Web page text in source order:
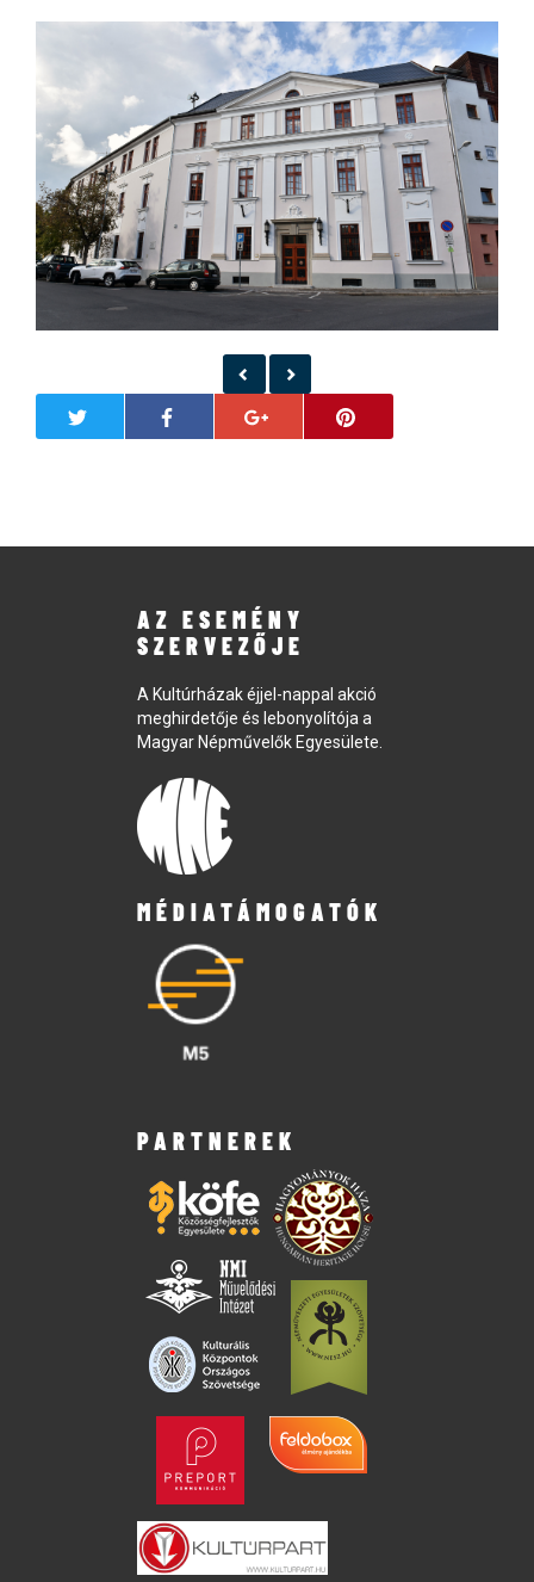
AZ ESEMÉNY
SZERVEZŐJE
A Kultúrházak éjjel-nappal akció
meghirdetője és lebonyolítója a
Magyar Népművelők Egyesülete.
MÉDIATÁMOGATÓK
PARTNEREK